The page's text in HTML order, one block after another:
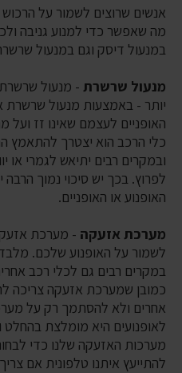
אנשים שרוצים לשמור על
מה שאפשר כדי למנוע גניבה
במנעול דיסק וגם במנעול
מנעול שרשרת - מנעול
יותר - באמצעות מנעול שרשרת
האופניים לעצמם שאינו זז ועל
כלי הרכב הוא יצטרך להתאמץ
ובמקרים רבים יתיאש לגמרי או
לפרוץ. בכך יש סיכוי נמוך
האופנוע או האופניים.
מערכת אזעקה - מערכת
לשמור על האופנוע שלכם.
במקרים רבים גם לכלי רכב
כמובן שמערכת אזעקה צריכה
אחרים ולא להסתמך רק על
לאופנועים היא מומלצת
מערכות האזעקה שלנו כדי
להתייעץ איתנו טלפונית אם